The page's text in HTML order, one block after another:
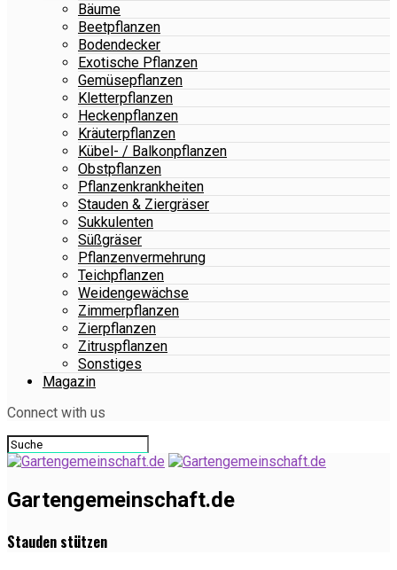
Bäume
Beetpflanzen
Bodendecker
Exotische Pflanzen
Gemüsepflanzen
Kletterpflanzen
Heckenpflanzen
Kräuterpflanzen
Kübel- / Balkonpflanzen
Obstpflanzen
Pflanzenkrankheiten
Stauden & Ziergräser
Sukkulenten
Süßgräser
Pflanzenvermehrung
Teichpflanzen
Weidengewächse
Zimmerpflanzen
Zierpflanzen
Zitruspflanzen
Sonstiges
Magazin
Connect with us
Gartengemeinschaft.de
Stauden stützen